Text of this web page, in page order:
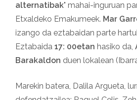
alternatibak" mahai-inguruan
Etxaldeko Emakumeek. Mar
izango da eztabaidan parte
Eztabaida 17: 00etan hasiko da,
Barakaldon duen lokalean
Marekin batera, Dalila Argueta,